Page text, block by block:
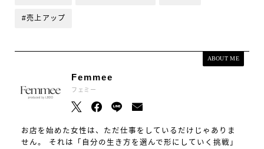
#売上アップ
ABOUT ME
Femmee
フェミー
お店を始めた女性は、ただ仕事をしているだけじゃありま
せん。 それは「自分の生き方を選んで形にしていく挑戦」